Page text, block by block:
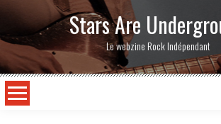
Stars Are
Le webzine Rock Indépendant